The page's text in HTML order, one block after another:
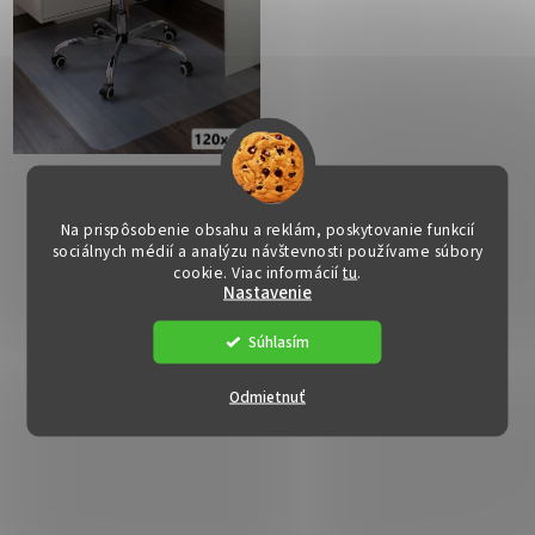
Na prispôsobenie obsahu a reklám, poskytovanie funkcií
sociálnych médií a analýzu návštevnosti používame súbory
cookie. Viac informáciítu.
Nastavenie
Odmietnuť
Súhlasím
Ochranná podložka pod
120x120 cm, 0,8 mm
Dostupné(>15 ks)
DO KOŠÍKA
Ochranná podložka pod
cm, 1,8 mm
Dostupné(>15 ks)
DO KOŠÍKA